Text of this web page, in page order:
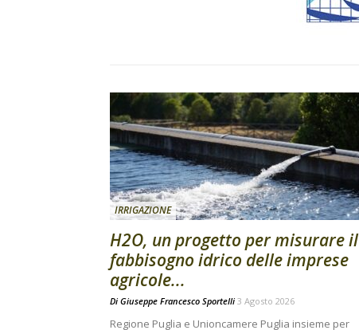
IRRIGAZIONE
H2O, un progetto per misurare il
fabbisogno idrico delle imprese
agricole...
Di Giuseppe Francesco Sportelli 3 Agosto 2026
Regione Puglia e Unioncamere Puglia insieme per